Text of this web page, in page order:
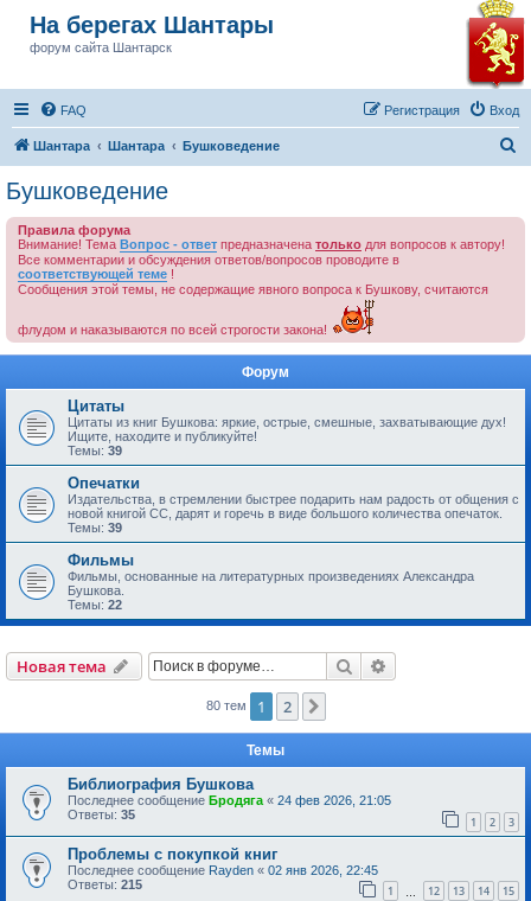
На берегах Шантары
форум сайта Шантарск
FAQ Вход
Регистрация
Шантара Шантара Бушковедение
Бушковедение
Правила форума
Внимание! Тема Вопрос - ответ предназначена только для вопросов к автору!
Все комментарии и обсуждения ответов/вопросов проводите в
соответствующей теме !
Сообщения этой темы, не содержащие явного вопроса к Бушкову, считаются
флудом и наказываются по всей строгости закона!
Форум
Цитаты
Цитаты из книг Бушкова: яркие, острые, смешные, захватывающие дух!
Ищите, находите и публикуйте!
Темы: 39
Опечатки
Издательства, в стремлении быстрее подарить нам радость от общения с
новой книгой СС, дарят и горечь в виде большого количества опечаток.
Темы: 39
Фильмы
Фильмы, основанные на литературных произведениях Александра
Бушкова.
Темы: 22
Новая тема Поиск
80 тем 1 2
Темы
Библиография Бушкова
Последнее сообщение Бродяга « 24 фев 2026, 21:05
Ответы: 35 1 2 3
Проблемы с покупкой книг
Последнее сообщение Rayden « 02 янв 2026, 22:45
Ответы: 215 1 12 13 14 15